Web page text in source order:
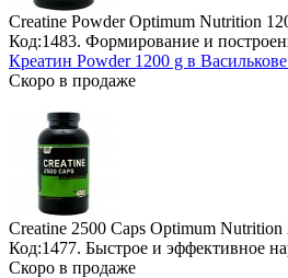
Creatine Powder Optimum Nutrition
Код:1483. Формирование и
Креатин Powder 1200 g в Василькове
Скоро в продаже
Creatine 2500 Caps Optimum Nutrition
Код:1477. Быстрое и эффективное
Скоро в продаже